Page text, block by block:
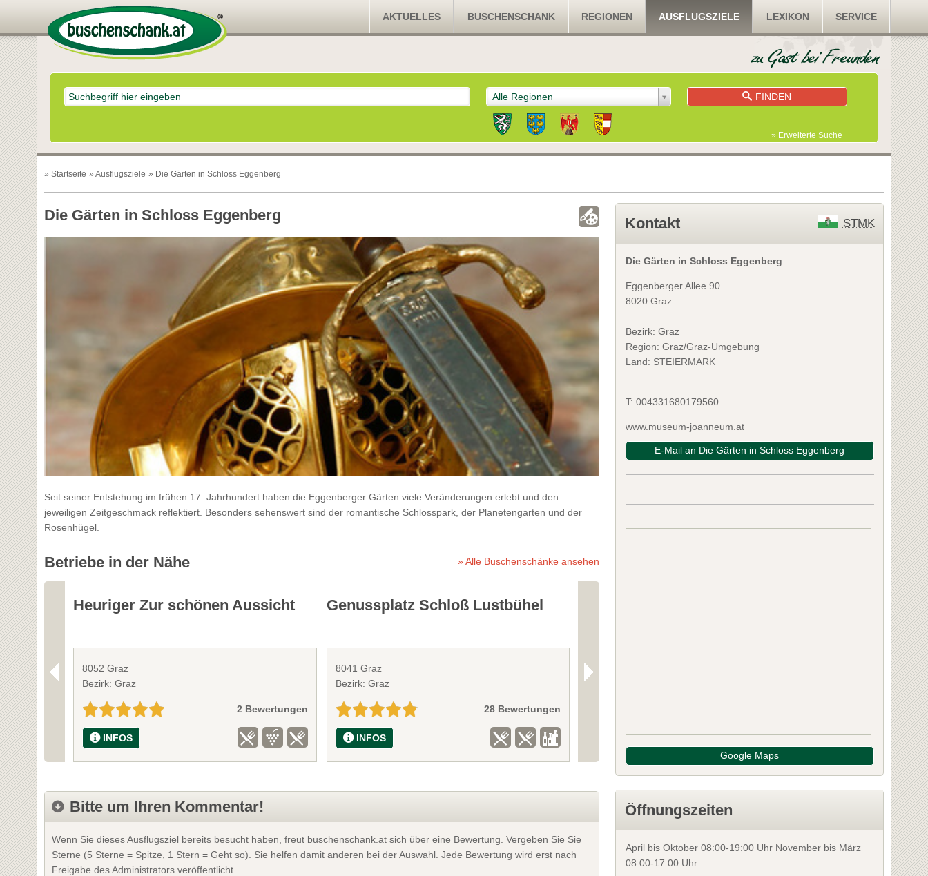
AKTUELLES BUSCHENSCHANK REGIONEN AUSFLUGSZIELE LEXIKON SERVICE
Alle Regionen FINDEN
» Erweiterte Suche
» Startseite » Ausflugsziele » Die Gärten in Schloss Eggenberg
Die Gärten in Schloss Eggenberg
Seit seiner Entstehung im frühen 17. Jahrhundert haben die Eggenberger Gärten viele Veränderungen erlebt und den
jeweiligen Zeitgeschmack reflektiert. Besonders sehenswert sind der romantische Schlosspark, der Planetengarten und der
Rosenhügel.
Betriebe in der Nähe » Alle Buschenschänke ansehen
Heuriger Zur schönen Aussicht
8052 Graz
Bezirk: Graz
2 Bewertungen
INFOS
Genussplatz Schloß Lustbühel
8041 Graz
Bezirk: Graz
28 Bewertungen
INFOS
9335 Lölling
INFOS
Eveline
2202 Enzersfeld
Bezirk: Korneuburg
INFOS
Bitte um Ihren Kommentar!
Wenn Sie dieses Ausflugsziel bereits besucht haben, freut buschenschank.at sich über eine Bewertung. Vergeben Sie Sie
Sterne (5 Sterne = Spitze, 1 Stern = Geht so). Sie helfen damit anderen bei der Auswahl. Jede Bewertung wird erst nach
Freigabe des Administrators veröffentlicht.
Kontakt STMK
Die Gärten in Schloss Eggenberg
Eggenberger Allee 90
8020 Graz
Bezirk: Graz
Region: Graz/Graz-Umgebung
Land: STEIERMARK
T: 004331680179560
www.museum-joanneum.at
E-Mail an Die Gärten in Schloss Eggenberg
Google Maps
Öffnungszeiten
April bis Oktober 08:00-19:00 Uhr November bis März
08:00-17:00 Uhr